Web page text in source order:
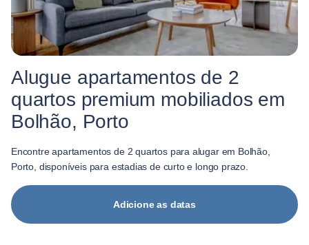
Alugue apartamentos de 2
quartos premium mobiliados em
Bolhão, Porto
Encontre apartamentos de 2 quartos para alugar em Bolhão,
Porto, disponíveis para estadias de curto e longo prazo.
Adicione as datas